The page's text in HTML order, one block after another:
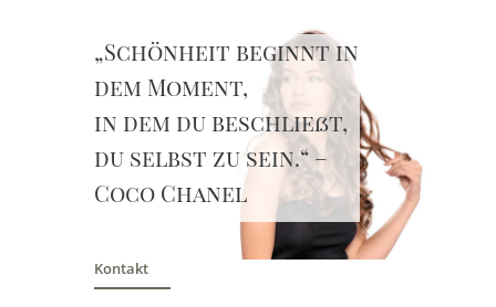
„Schönheit beginnt in
dem Moment,
in dem du beschließt,
du selbst zu sein.“ –
Coco Chanel
Kontakt